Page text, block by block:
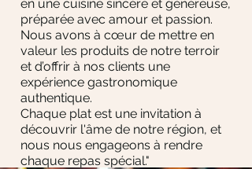
en une cuisine sincère et généreuse,
préparée avec amour et passion.
Nous avons à cœur de mettre en
valeur les produits de notre terroir
et d’offrir à nos clients une
expérience gastronomique
authentique.
Chaque plat est une invitation à
découvrir l'âme de notre région, et
nous nous engageons à rendre
chaque repas spécial."